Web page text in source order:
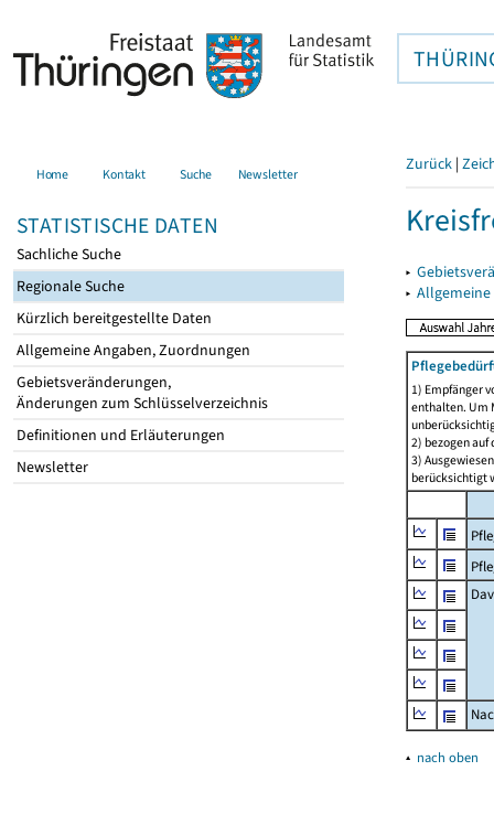
Home Kontakt Suche Newsletter
STATISTISCHE DATEN
Sachliche Suche
Regionale Suche
Kürzlich bereitgestellte Daten
Allgemeine Angaben, Zuordnungen
Gebietsveränderungen,
Änderungen zum Schlüsselverzeichnis
Definitionen und Erläuterungen
Newsletter
Zurück |
▸
▸
1) Empfänger
enthalten. Um
2) bezogen auf
3)
berücksichtigt
▴ nach oben